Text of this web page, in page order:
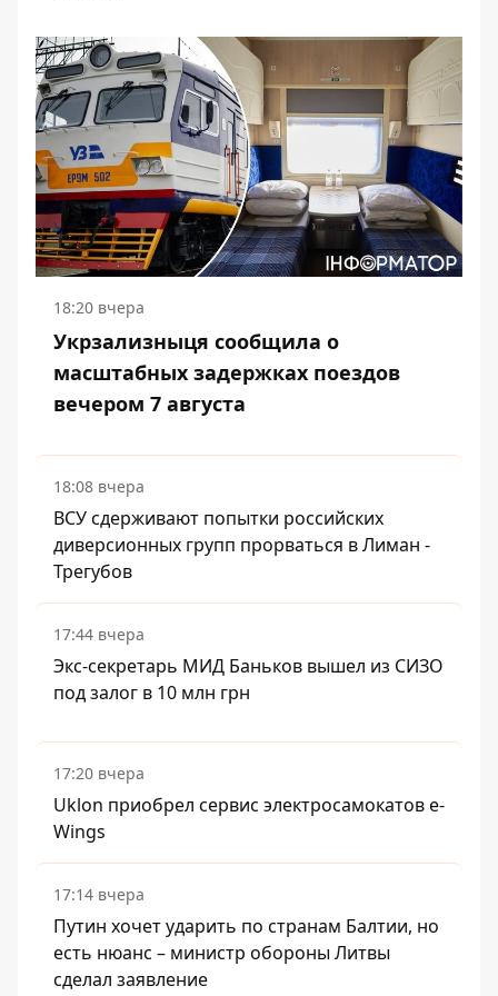
18:20 вчера
Укрзализныця сообщила о
масштабных задержках поездов
вечером 7 августа
18:08 вчера
ВСУ сдерживают попытки российских
диверсионных групп прорваться в Лиман -
Трегубов
17:44 вчера
Экс-секретарь МИД Баньков вышел из СИЗО
под залог в 10 млн грн
17:20 вчера
Uklon приобрел сервис электросамокатов e-
Wings
17:14 вчера
Путин хочет ударить по странам Балтии, но
есть нюанс – министр обороны Литвы
сделал заявление